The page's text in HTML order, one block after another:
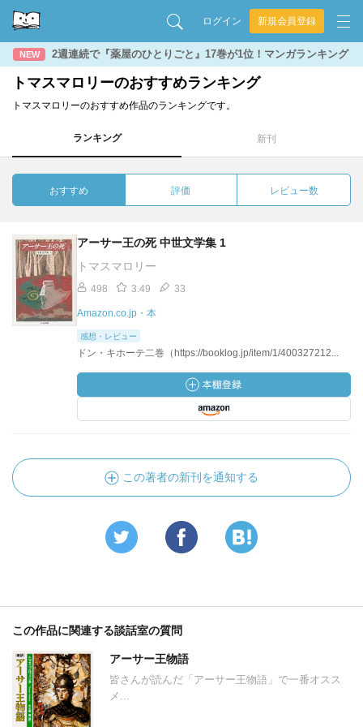
ログイン 新規会員登録
NEW 2週連続で『薬屋のひとりごと』17巻が1位！マンガランキング
トマスマロリーのおすすめランキング
トマスマロリーのおすすめ作品のランキングです。
ランキング 新刊
おすすめ 評価 レビュー数
アーサー王の死 中世文学集 1
トマスマロリー
498 3.49 33
Amazon.co.jp・本
感想・レビュー
ドン・キホーテ二巻（https://booklog.jp/item/1/400327212...
この著者の新刊を通知する
この作品に関連する談話室の質問
アーサー王物語
皆さんが読んだ「アーサー王物語」で一番オスス
メ...